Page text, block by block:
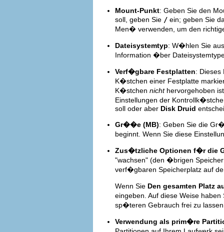
Mount-Punkt: Geben Sie den
soll, geben Sie / ein; geben Sie
Men� verwenden, um den
Dateisystemtyp: W�hlen Sie
Information �ber
Verf�gbare Festplatten: Dieses
K�stchen einer Festplatte
K�stchen nichthervorgehoben
Einstellungen der
soll oder aber Disk Druid
Gr��e (MB): Geben Sie die
beginnt. Wenn Sie diese
Zus�tzliche Optionen f�r die
"wachsen" (den �brigen
verf�gbaren Speicherplatz auf
Wenn Sie Den gesamten Platz
eingeben. Auf diese Weise
sp�teren Gebrauch frei zu
Verwendung als prim�re